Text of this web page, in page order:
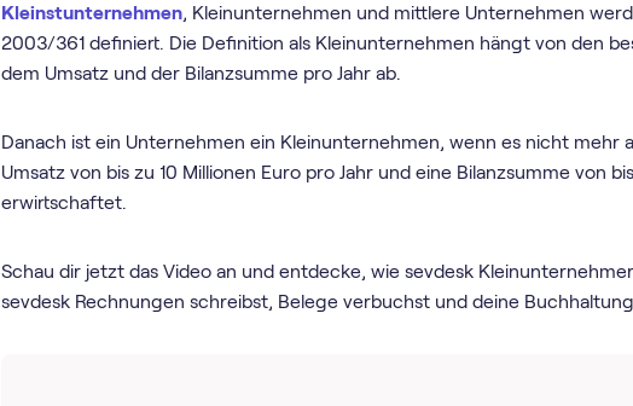
Kleinstunternehmen, Kleinunternehmen und mittlere Unternehmen
2003/361 definiert. Die Definition als Kleinunternehmen hängt von den
dem Umsatz und der Bilanzsumme pro Jahr ab.
Danach ist ein Unternehmen ein Kleinunternehmen, wenn es nicht mehr
Umsatz von bis zu 10 Millionen Euro pro Jahr und eine Bilanzsumme von
erwirtschaftet.
Schau dir jetzt das Video an und entdecke, wie sevdesk
sevdesk Rechnungen schreibst, Belege verbuchst und deine